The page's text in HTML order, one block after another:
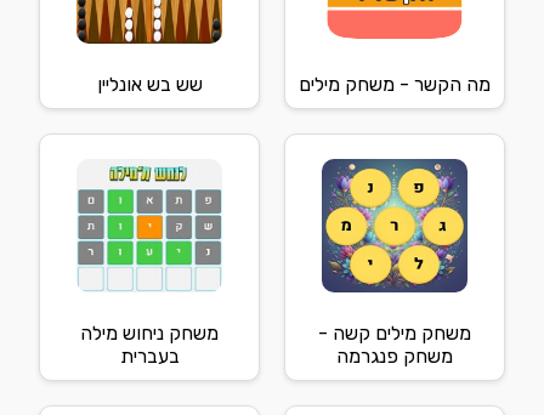
מה הקשר - משחק מילים שש בש אונליין
משחק מילים קשה -
משחק פנגרמה
משחק ניחוש מילה
בעברית